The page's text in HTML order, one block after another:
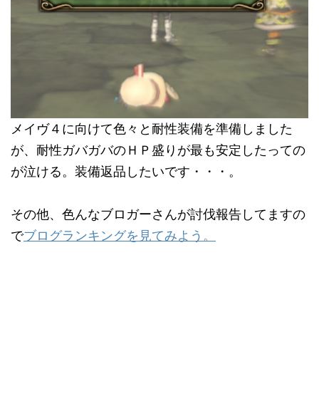
メイヴ４に向けて色々と耐性装備を準備しました
が、耐性ガバガバのＨＰ盛りが最も安定したっての
が泣ける。装備返品したいです・・・。
その他、色んなブロガーさんが討伐報告してますの
でブログランキングを見てみよう。